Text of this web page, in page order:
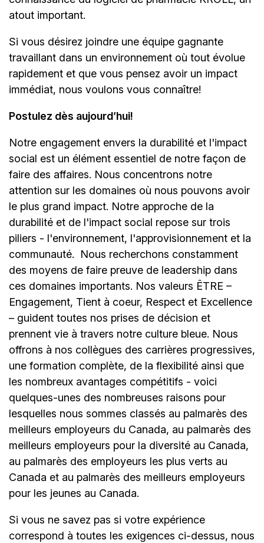
atout important.
Si vous désirez joindre une équipe gagnante
travaillant dans un environnement où tout évolue
rapidement et que vous pensez avoir un impact
immédiat, nous voulons vous connaître!
Postulez dès aujourd’hui!
Notre engagement envers la durabilité et l'impact
social est un élément essentiel de notre façon de
faire des affaires. Nous concentrons notre
attention sur les domaines où nous pouvons avoir
le plus grand impact. Notre approche de la
durabilité et de l'impact social repose sur trois
piliers - l'environnement, l'approvisionnement et la
communauté.
Nous recherchons constamment
des moyens de faire preuve de leadership dans
ces domaines importants. Nos valeurs ÊTRE –
Engagement, Tient à coeur, Respect et Excellence
– guident toutes nos prises de décision et
prennent vie à travers notre culture bleue. Nous
offrons à nos collègues des carrières progressives,
une formation complète, de la flexibilité ainsi que
les nombreux avantages compétitifs - voici
quelques-unes des nombreuses raisons pour
lesquelles nous sommes classés au palmarès des
meilleurs employeurs du Canada, au palmarès des
meilleurs employeurs pour la diversité au Canada,
au palmarès des employeurs les plus verts au
Canada et au palmarès des meilleurs employeurs
pour les jeunes au Canada.
Si vous ne savez pas si votre expérience
correspond à toutes les exigences ci-dessus, nous